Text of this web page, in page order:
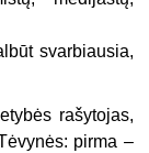
svarbiausia,
rašytojas,
pirma –